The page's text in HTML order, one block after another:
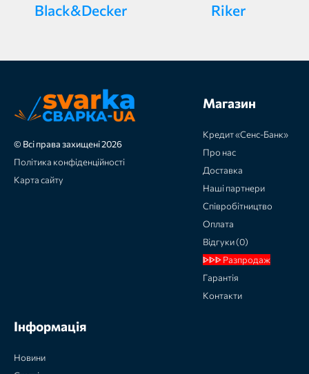
Black&Decker Riker
© Всі права захищені 2026
Політика конфіденційності
Карта сайту
Магазин
Кредит «Сенс-Банк»
Про нас
Доставка
Наші партнери
Співробітництво
Оплата
Відгуки (0)
ᐈᐈᐈ Разпродаж
Гарантія
Контакти
Інформація
Новини